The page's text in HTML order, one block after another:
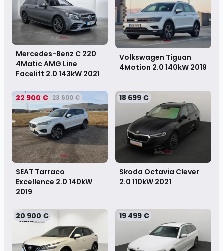
Mercedes-Benz C 220
4Matic AMG Line
Facelift 2.0 143kW 2021
Volkswagen Tiguan
4Motion 2.0 140kW 2019
22 900 € 23 600 €
SEAT Tarraco
Excellence 2.0 140kW
2019
18 699 €
Skoda Octavia Clever
2.0 110kW 2021
20 900 € 19 499 €